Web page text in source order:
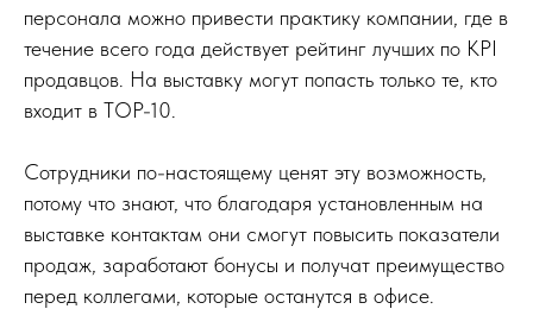
персонала можно привести практику компании, где в
течение всего года действует рейтинг лучших по KPI
продавцов. На выставку могут попасть только те, кто
входит в TOP-10.
Сотрудники по-настоящему ценят эту возможность,
потому что знают, что благодаря установленным на
выставке контактам они смогут повысить показатели
продаж, заработают бонусы и получат преимущество
перед коллегами, которые останутся в офисе.